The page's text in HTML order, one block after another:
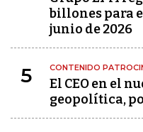
billones para
junio de 2026
5 CONTENIDO
El CEO en el
geopolítica,